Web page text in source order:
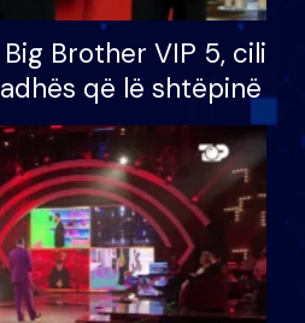
Brother VIP 5, cili
që lë shtëpinë